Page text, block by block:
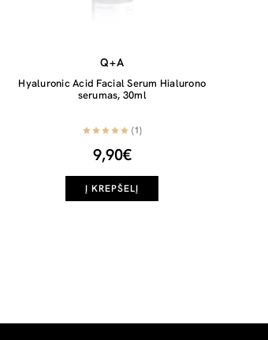
Q+A
Hyaluronic Acid Facial Serum Hialurono
serumas, 30ml
(1)
9,90€
Į KREPŠELĮ